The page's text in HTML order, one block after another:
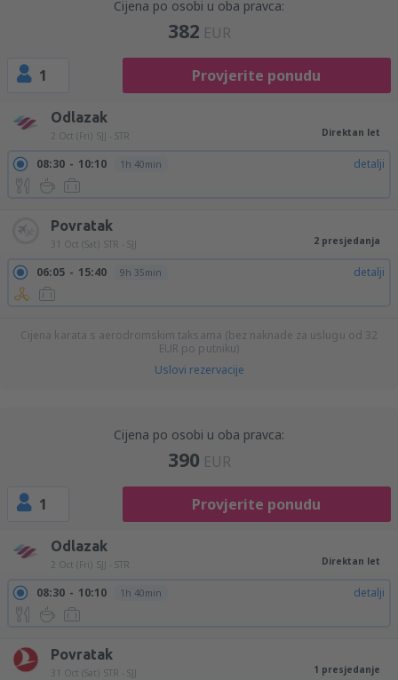
Cijena po osobi u oba pravca:
382 EUR
1 Provjerite ponudu
Odlazak
2 Oct (Fri) SJJ - STR Direktan let
08:30 10:10 1h 40min detalji
Povratak
31 Oct (Sat) STR - SJJ 2 presjedanja
06:05 15:40 9h 35min detalji
Cijena karata s aerodromskim taksama (bez naknade za uslugu od 32
EUR po putniku)
Uslovi rezervacije
Cijena po osobi u oba pravca:
390 EUR
1 Provjerite ponudu
Odlazak
2 Oct (Fri) SJJ - STR Direktan let
08:30 10:10 1h 40min detalji
Povratak
31 Oct (Sat) STR - SJJ 1 presjedanje